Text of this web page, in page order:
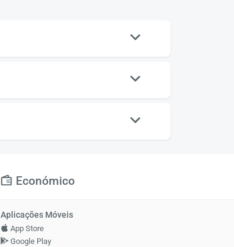
Económico
Aplicações Móveis
App Store
Google Play